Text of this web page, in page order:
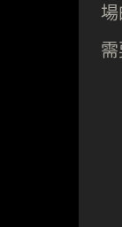
需